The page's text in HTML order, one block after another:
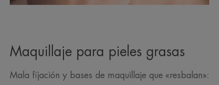
Maquillaje para pieles grasas
Mala fijación y bases de maquillaje que «resbalan»: